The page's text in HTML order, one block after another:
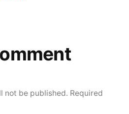
not be published. Required